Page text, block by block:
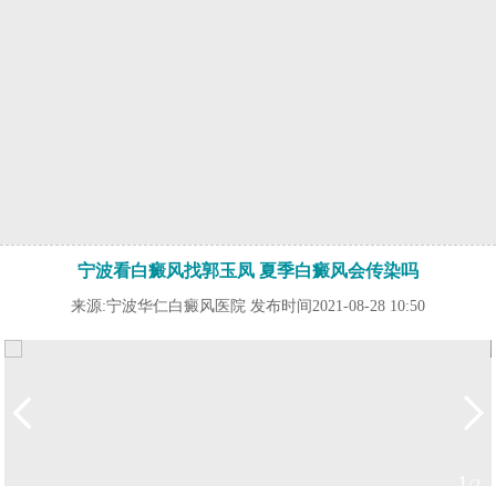
宁波看白癜风找郭玉凤 夏季白癜风会传染吗
来源:宁波华仁白癜风医院 发布时间2021-08-28 10:50